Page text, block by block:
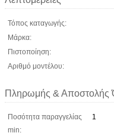
Τόπος καταγωγής:
Μάρκα:
Πιστοποίηση:
Αριθμό μοντέλου:
Πληρωμής & Αποστολής
Ποσότητα παραγγελίας
min:
1